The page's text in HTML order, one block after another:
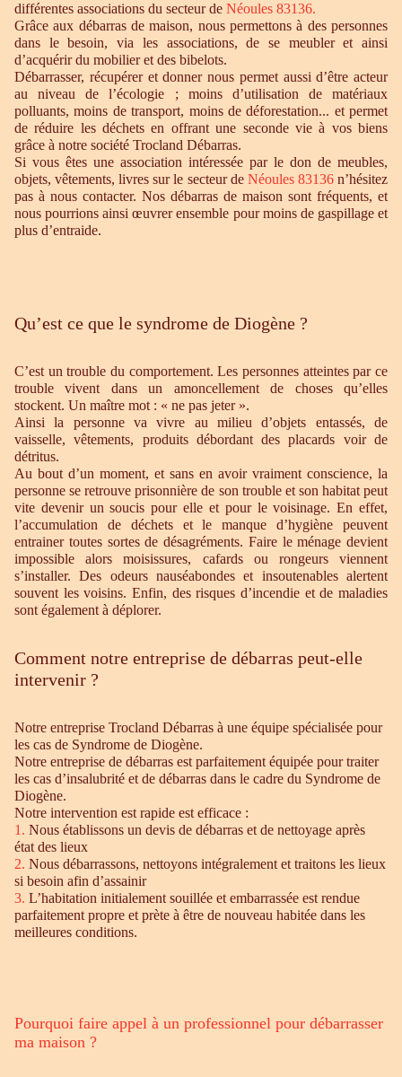
différentes associations du secteur de Néoules 83136.
Grâce aux débarras de maison, nous permettons à des personnes
dans le besoin, via les associations, de se meubler et ainsi
d’acquérir du mobilier et des bibelots.
Débarrasser, récupérer et donner nous permet aussi d’être acteur
au niveau de l’écologie ; moins d’utilisation de matériaux
polluants, moins de transport, moins de déforestation... et permet
de réduire les déchets en offrant une seconde vie à vos biens
grâce à notre société Trocland Débarras.
Si vous êtes une association intéressée par le don de meubles,
objets, vêtements, livres sur le secteur de Néoules 83136n’hésitez
pas à nous contacter. Nos débarras de maison sont fréquents, et
nous pourrions ainsi œuvrer ensemble pour moins de gaspillage et
plus d’entraide.
Qu’est ce que le syndrome de Diogène ?
C’est un trouble du comportement. Les personnes atteintes par ce
trouble vivent dans un amoncellement de choses qu’elles
stockent. Un maître mot : « ne pas jeter ».
Ainsi la personne va vivre au milieu d’objets entassés, de
vaisselle, vêtements, produits débordant des placards voir de
détritus.
Au bout d’un moment, et sans en avoir vraiment conscience, la
personne se retrouve prisonnière de son trouble et son habitat peut
vite devenir un soucis pour elle et pour le voisinage. En effet,
l’accumulation de déchets et le manque d’hygiène peuvent
entrainer toutes sortes de désagréments. Faire le ménage devient
impossible alors moisissures, cafards ou rongeurs viennent
s’installer. Des odeurs nauséabondes et insoutenables alertent
souvent les voisins. Enfin, des risques d’incendie et de maladies
sont également à déplorer.
Comment notre entreprise de débarras peut-elle
intervenir ?
Notre entreprise Trocland Débarras à une équipe spécialisée pour
les cas de Syndrome de Diogène.
Notre entreprise de débarras est parfaitement équipée pour traiter
les cas d’insalubrité et de débarras dans le cadre du Syndrome de
Diogène.
Notre intervention est rapide est efficace :
1. Nous établissons un devis de débarras et de nettoyage après
état des lieux
2. Nous débarrassons, nettoyons intégralement et traitons les lieux
si besoin afin d’assainir
3. L’habitation initialement souillée et embarrassée est rendue
parfaitement propre et prète à être de nouveau habitée dans les
meilleures conditions.
Pourquoi faire appel à un professionnel pour débarrasser
ma maison ?